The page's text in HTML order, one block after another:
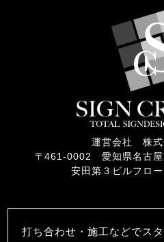
運営会社 株式
〒461-0002 愛知県名古屋
安田第３ビルフロ
打ち合わせ・施工などでス